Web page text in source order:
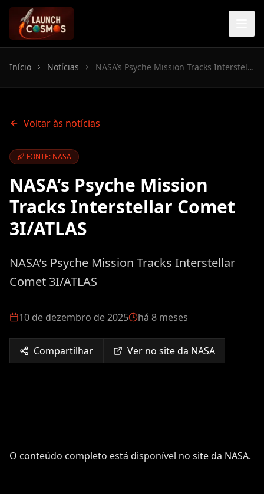
Início Notícias NASA’s Psyche Mission Tracks Interstellar Comet 3I/ATLAS
Voltar às notícias
FONTE: NASA
NASA’s Psyche Mission
Tracks Interstellar Comet
3I/ATLAS
NASA’s Psyche Mission Tracks Interstellar
Comet 3I/ATLAS
10 de dezembro de 2025 há 8 meses
Compartilhar Ver no site da NASA
O conteúdo completo está disponível no site da NASA.